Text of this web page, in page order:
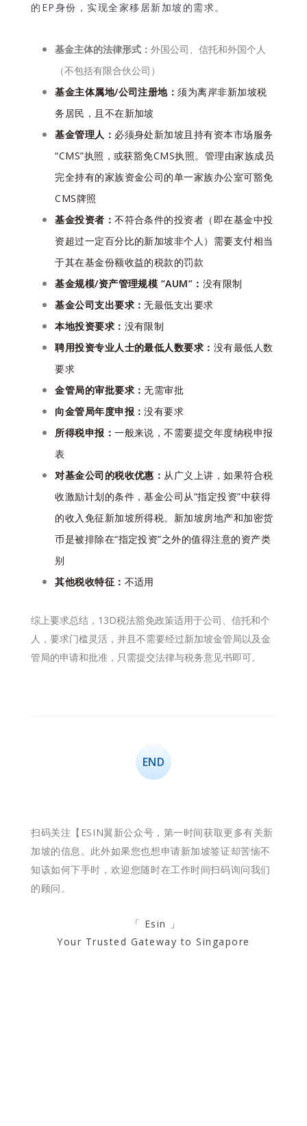
的EP身份，实现全家移居新加坡的需求。
基金主体的法律形式：外国公司、信托和外国个人
（不包括有限合伙公司）
基金主体属地/公司注册地：须为离岸非新加坡税
务居民，且不在新加坡
基金管理人： 必须身处新加坡且持有资本市场服务
“CMS”执照，或获豁免CMS执照。管理由家族成员
完全持有的家族资金公司的单一家族办公室可豁免
CMS牌照
基金投资者：不符合条件的投资者（即在基金中投
资超过一定百分比的新加坡非个人）需要支付相当
于其在基金份额收益的税款的罚款
基金规模/资产管理规模 “AUM”： 没有限制
基金公司支出要求：无最低支出要求
本地投资要求： 没有限制
聘用投资专业人士的最低人数要求： 没有最低人数
要求
金管局的审批要求：无需审批
向金管局年度申报：没有要求
所得税申报：⼀般来说，不需要提交年度纳税申报
表
对基金公司的税收优惠： 从广义上讲，如果符合税
收激励计划的条件，基金公司从“指定投资”中获得
的收入免征新加坡所得税。新加坡房地产和加密货
币是被排除在“指定投资”之外的值得注意的资产类
别
其他税收特征： 不适用
综上要求总结，13D税法豁免政策适用于公司、信托和个
人，要求门槛灵活，并且不需要经过新加坡金管局以及金
管局的申请和批准，只需提交法律与税务意见书即可。
END
扫码关注【ESIN翼新公众号，第一时间获取更多有关新
加坡的信息。此外如果您也想申请新加坡签证却苦恼不
知该如何下手时，欢迎您随时在工作时间扫码询问我们
的顾问。
「 Esin 」
Your Trusted Gateway to Singapore